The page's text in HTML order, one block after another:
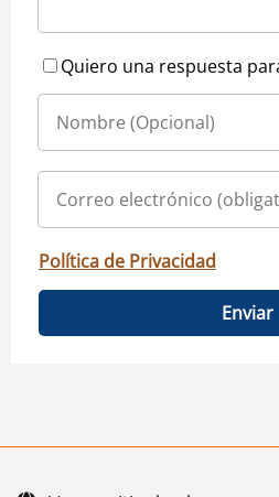
Quiero una respuesta
Política de Privacidad
Enviar